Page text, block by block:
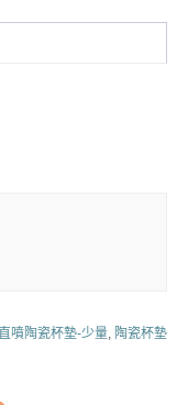
直噴陶瓷杯墊-少量 陶瓷杯墊